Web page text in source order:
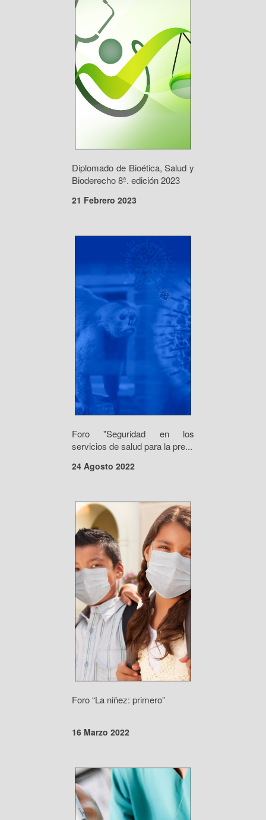
Diplomado de Bioética, Salud y
Bioderecho 8ª. edición 2023
21 Febrero 2023
Foro "Seguridad en los
servicios de salud para la pre...
24 Agosto 2022
Foro “La niñez: primero”
16 Marzo 2022